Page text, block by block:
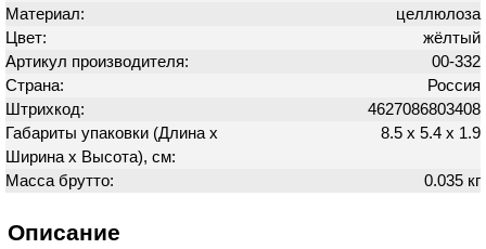
Материал:
целлюлоза
Цвет:
жёлтый
Артикул производителя:
00-332
Страна:
Россия
Штрихкод:
4627086803408
Габариты упаковки (Длина х
Ширина х Высота), см:
8.5 х 5.4 х 1.9
Масса брутто: 0.035 кг
Описание